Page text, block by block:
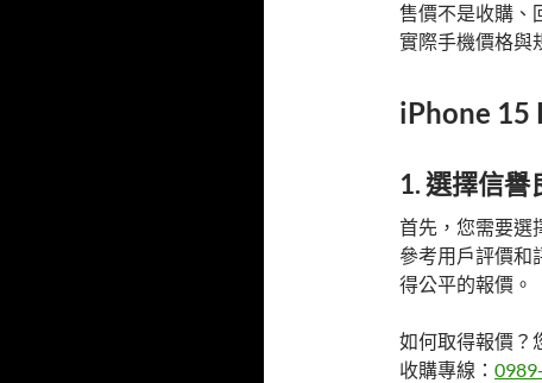
售價不是收購、
實際手機價格與
iPhone 15
1. 選擇信譽
首先，您需要選
參考用戶評價和
得公平的報價。
如何取得報價？
收購專線：